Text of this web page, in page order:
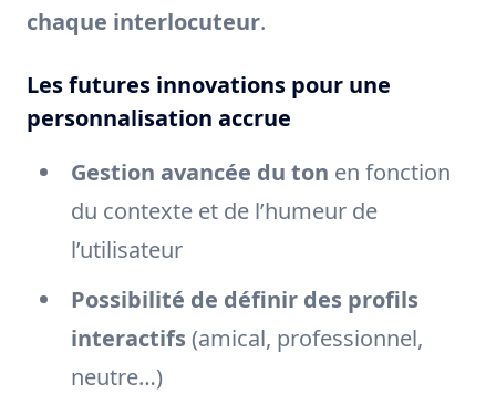
chaque interlocuteur.
Les futures innovations pour une
personnalisation accrue
Gestion avancée du ton en fonction
du contexte et de l’humeur de
l’utilisateur
Possibilité de définir des profils
interactifs (amical, professionnel,
neutre…)